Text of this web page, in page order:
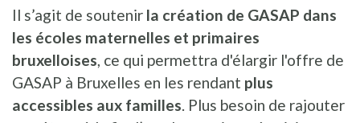
Il s’agit de soutenir la création de GASAP dans
les écoles maternelles et primaires
bruxelloises, ce qui permettra d'élargir l'offre de
GASAP à Bruxelles en les rendant plus
accessibles aux familles. Plus besoin de rajouter